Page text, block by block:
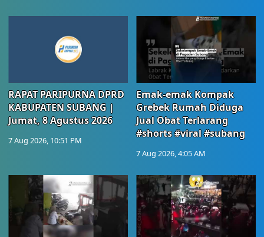
RAPAT PARIPURNA DPRD
KABUPATEN SUBANG |
Jumat, 8 Agustus 2026
7 Aug 2026, 10:51 PM
Emak-emak Kompak
Grebek Rumah Diduga
Jual Obat Terlarang
#shorts #viral #subang
7 Aug 2026, 4:05 AM